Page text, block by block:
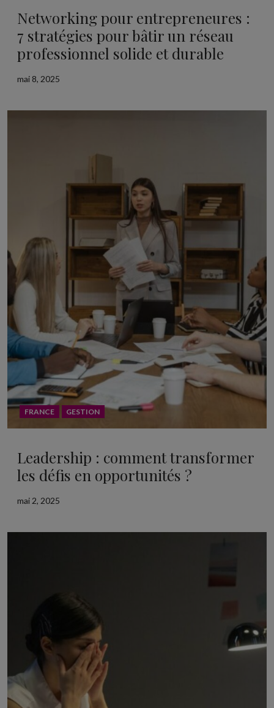
Networking pour entrepreneures :
7 stratégies pour bâtir un réseau
professionnel solide et durable
mai 8, 2025
FRANCE GESTION
Leadership : comment transformer
les défis en opportunités ?
mai 2, 2025